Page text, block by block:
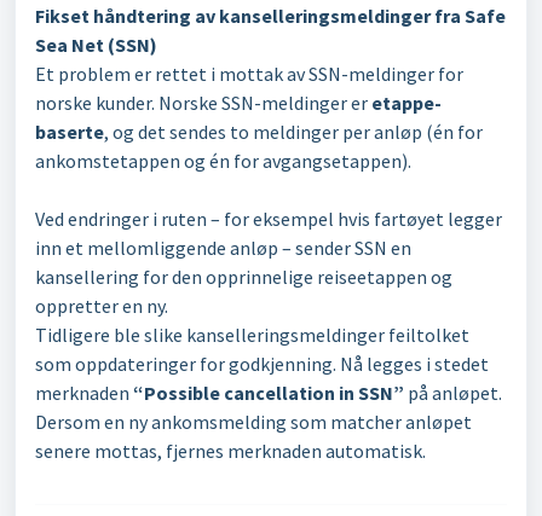
Fikset håndtering av kanselleringsmeldinger fra Safe
Sea Net (SSN)
Et problem er rettet i mottak av SSN-meldinger for
norske kunder. Norske SSN-meldinger er etappe-
baserte, og det sendes to meldinger per anløp (én for
ankomstetappen og én for avgangsetappen).
Ved endringer i ruten – for eksempel hvis fartøyet legger
inn et mellomliggende anløp – sender SSN en
kansellering for den opprinnelige reiseetappen og
oppretter en ny.
Tidligere ble slike kanselleringsmeldinger feiltolket
som oppdateringer for godkjenning. Nå legges i stedet
merknaden “Possible cancellation in SSN” på anløpet.
Dersom en ny ankomsmelding som matcher anløpet
senere mottas, fjernes merknaden automatisk.